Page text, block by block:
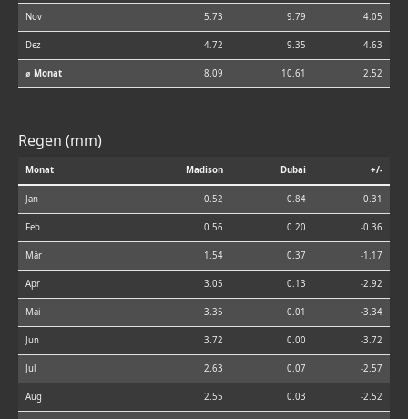
Nov 5.73 9.79 4.05
Dez 4.72 9.35 4.63
⌀ Monat 8.09 10.61 2.52
Regen (mm)
Monat Madison Dubai +/-
Jan 0.52 0.84 0.31
Feb 0.56 0.20 -0.36
Mär 1.54 0.37 -1.17
Apr 3.05 0.13 -2.92
Mai 3.35 0.01 -3.34
Jun 3.72 0.00 -3.72
Jul 2.63 0.07 -2.57
Aug 2.55 0.03 -2.52